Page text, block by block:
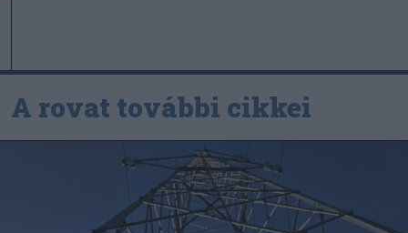
A rovat további cikkei